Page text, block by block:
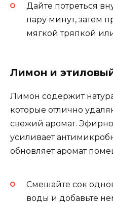
Дайте потреться
пару минут, затем
мягкой тряпкой
Лимон и
Лимон содержит
которые отлично
свежий аромат.
усиливает
обновляет аромат
Смешайте сок
воды и добавьте